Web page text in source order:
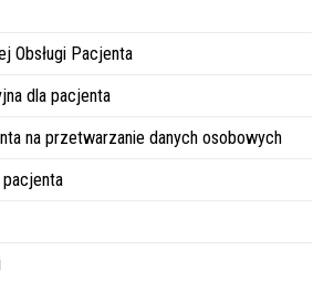
Obsługi Pacjenta
dla pacjenta
na przetwarzanie danych osobowych